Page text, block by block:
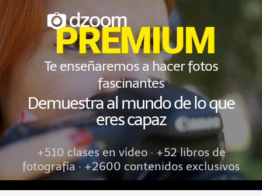
Te enseñaremos a hacer fotos
fascinantes
Demuestra al mundo de lo que
eres capaz
+510 clases en vídeo · +52 libros de
fotografía · +2600 contenidos exclusivos